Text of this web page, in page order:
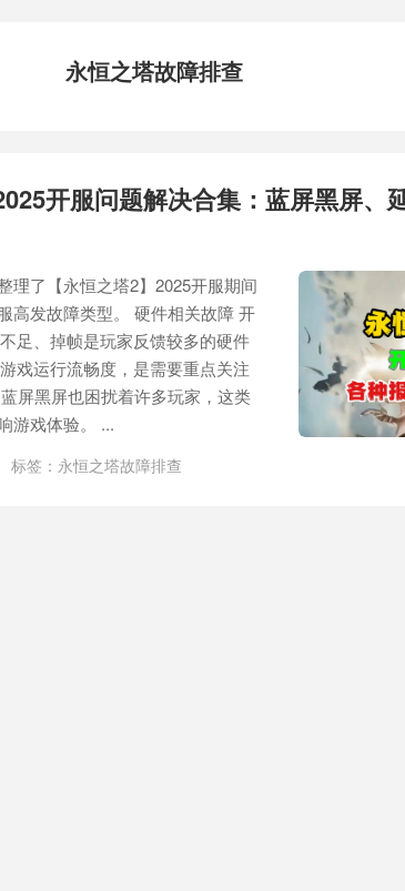
永恒之塔故障排查
开服问题解决合集：蓝屏黑屏、
理了【永恒之塔2】2025开服期间
高发故障类型。 硬件相关故障 开
足、掉帧是玩家反馈较多的硬件
戏运行流畅度，是需要重点关注
屏黑屏也困扰着许多玩家，这类
游戏体验。 ...
标签： 永恒之塔故障排查